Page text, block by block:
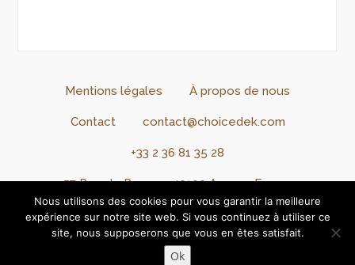
Mentions légales À propos de nous
Contact contact@choicedek.com
+33 2 36 81 35 28
57 Rue de Rennes, 49100 Angers, France
Connexion Inscription
Copyright @2024 - @ChoiceDek. Tous droits réservés.
Nous utilisons des cookies pour vous garantir la meilleure
expérience sur notre site web. Si vous continuez à utiliser ce
site, nous supposerons que vous en êtes satisfait.
Ok